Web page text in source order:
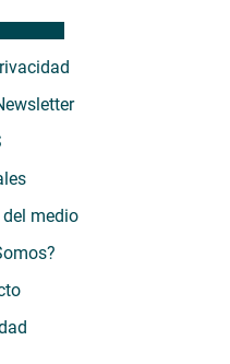
medio